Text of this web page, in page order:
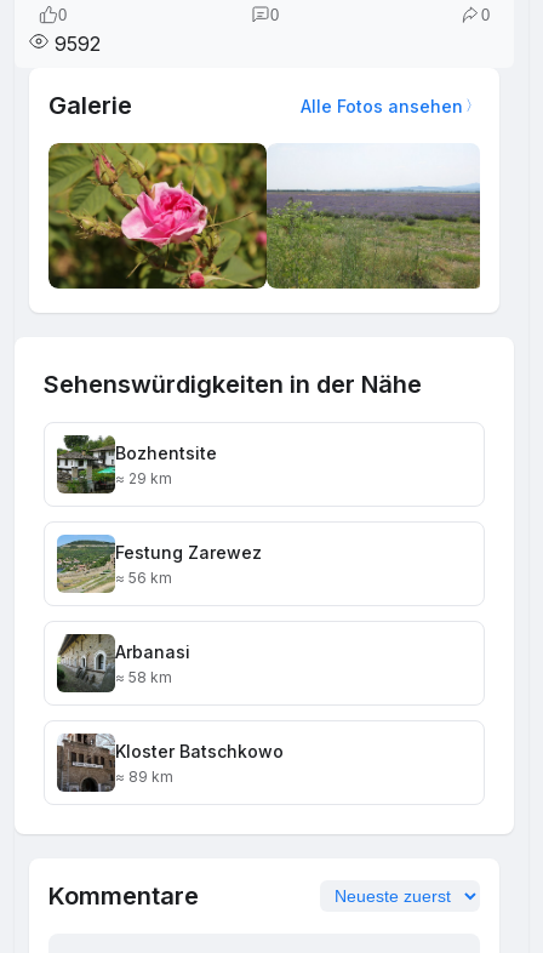
0 0 0
9592
Galerie Alle Fotos ansehen
Sehenswürdigkeiten in der Nähe
Bozhentsite
≈ 29 km
Festung Zarewez
≈ 56 km
Arbanasi
≈ 58 km
Kloster Batschkowo
≈ 89 km
Kommentare